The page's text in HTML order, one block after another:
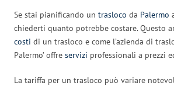
Se stai pianificando un trasloco da Palermo
chiederti quanto potrebbe costare. Questo
costi di un trasloco e come l’azienda di
Palermo’ offre servizi professionali a prezzi
La tariffa per un trasloco può variare